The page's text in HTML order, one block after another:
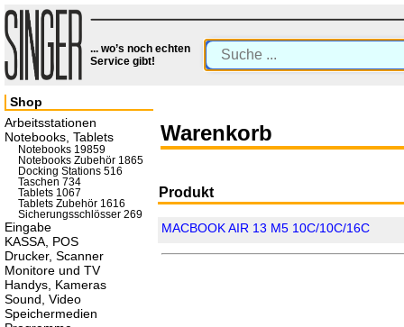
... wo’s noch echten
Service gibt!
Warenkorb
Produkt
MACBOOK AIR 13 M5 10C/10C/16C
Shop
Arbeitsstationen
Notebooks, Tablets
Notebooks 19859
Notebooks Zubehör 1865
Docking Stations 516
Taschen 734
Tablets 1067
Tablets Zubehör 1616
Sicherungsschlösser 269
Eingabe
KASSA, POS
Drucker, Scanner
Monitore und TV
Handys, Kameras
Sound, Video
Speichermedien